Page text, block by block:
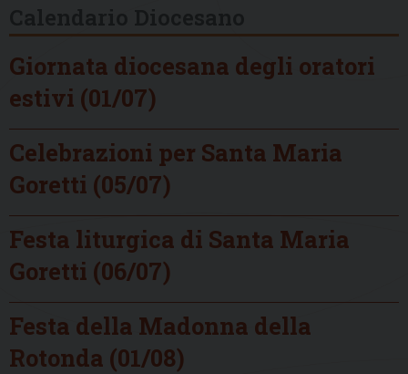
Giornata diocesana degli oratori
estivi (01/07)
Celebrazioni per Santa Maria
Goretti (05/07)
Festa liturgica di Santa Maria
Goretti (06/07)
Festa della Madonna della
Rotonda (01/08)